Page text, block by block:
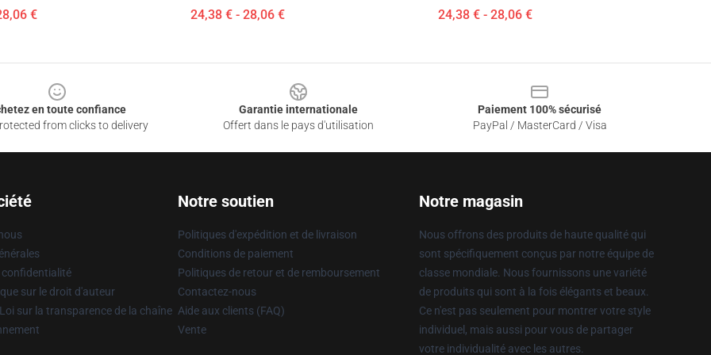
€ 24,38 € - 28,06 € 24,38 € - 28,06 €
en toute confiance
from clicks to delivery
Garantie internationale
Offert dans le pays d'utilisation
Paiement 100% sécurisé
PayPal / MasterCard / Visa
confidentialité
sur le droit d'auteur
sur la transparence de la chaîne
Notre soutien
Politiques d'expédition et de livraison
Conditions de paiement
Politiques de retour et de remboursement
Contactez-nous
Aide aux clients (FAQ)
Vente
Notre magasin
Nous offrons des produits de haute qualité qui
sont spécifiquement conçus par notre équipe de
classe mondiale. Nous fournissons une variété
de produits qui sont à la fois élégants et beaux.
Ce n'est pas seulement pour montrer votre style
individuel, mais aussi pour vous de partager
votre individualité avec les autres.